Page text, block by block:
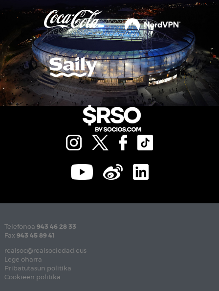
Telefonoa 943 46 28 33
Fax 943 45 89 41
realsoc@realsociedad.eus
Lege oharra
Pribatutasun politika
Cookieen politika